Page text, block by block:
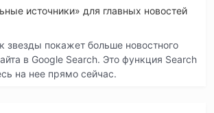
источники» для главных новостей
звезды покажет больше новостного
в Google Search. Это функция Search
на нее прямо сейчас.